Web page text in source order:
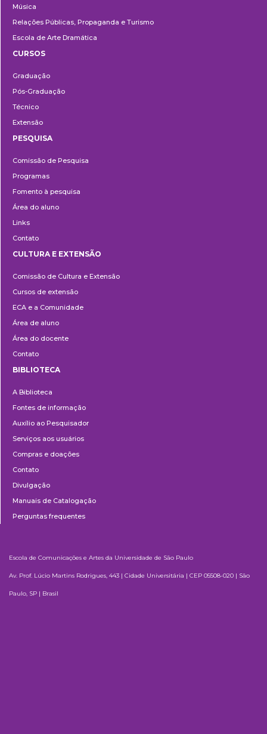
Música
Relações Públicas, Propaganda e Turismo
Escola de Arte Dramática
CURSOS
Graduação
Pós-Graduação
Técnico
Extensão
PESQUISA
Comissão de Pesquisa
Programas
Fomento à pesquisa
Área do aluno
Links
Contato
e
Extensão
CULTURA E EXTENSÃO
Comissão de Cultura e Extensão
Cursos de extensão
ECA e a Comunidade
Área de aluno
Área do docente
Contato
BIBLIOTECA
A Biblioteca
Fontes de informação
Auxílio ao Pesquisador
Serviços aos usuários
Compras e doações
Contato
Divulgação
Manuais de Catalogação
Perguntas frequentes
Escola de Comunicações e Artes da Universidade de São Paulo
Av. Prof. Lúcio Martins Rodrigues, 443 | Cidade Universitária | CEP 05508-020 | São
Paulo, SP | Brasil